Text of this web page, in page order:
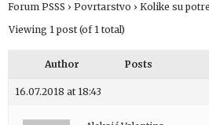
Forum PSSS › Povrtarstvo › Kolike su
Viewing 1 post (of 1 total)
Author Posts
16.07.2018 at 18:43